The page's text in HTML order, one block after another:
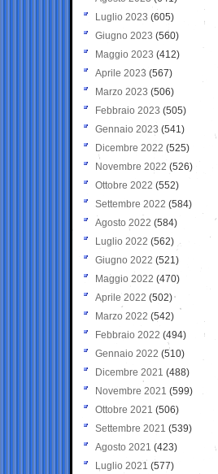
Luglio 2023 (605)
Giugno 2023 (560)
Maggio 2023 (412)
Aprile 2023 (567)
Marzo 2023 (506)
Febbraio 2023 (505)
Gennaio 2023 (541)
Dicembre 2022 (525)
Novembre 2022 (526)
Ottobre 2022 (552)
Settembre 2022 (584)
Agosto 2022 (584)
Luglio 2022 (562)
Giugno 2022 (521)
Maggio 2022 (470)
Aprile 2022 (502)
Marzo 2022 (542)
Febbraio 2022 (494)
Gennaio 2022 (510)
Dicembre 2021 (488)
Novembre 2021 (599)
Ottobre 2021 (506)
Settembre 2021 (539)
Agosto 2021 (423)
Luglio 2021 (577)